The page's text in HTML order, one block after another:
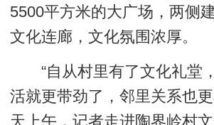
5500平方米的大广场，两侧
文化连廊，文化氛围浓厚。
“自从村里有了文化礼堂
活就更带劲了，邻里关系也
天上午，记者走进陶界岭村